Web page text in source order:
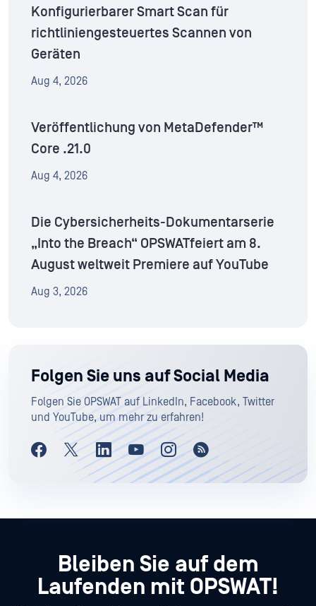
Konfigurierbarer Smart Scan für
richtliniengesteuertes Scannen von
Geräten
Aug 4, 2026
Veröffentlichung von MetaDefender™
Core .21.0
Aug 4, 2026
Die Cybersicherheits-Dokumentarserie
„Into the Breach“ OPSWATfeiert am 8.
August weltweit Premiere auf YouTube
Aug 3, 2026
Folgen Sie uns auf Social Media
Folgen Sie OPSWAT auf LinkedIn, Facebook, Twitter
und YouTube, um mehr zu erfahren!
Bleiben Sie auf dem
Laufenden mit OPSWAT!